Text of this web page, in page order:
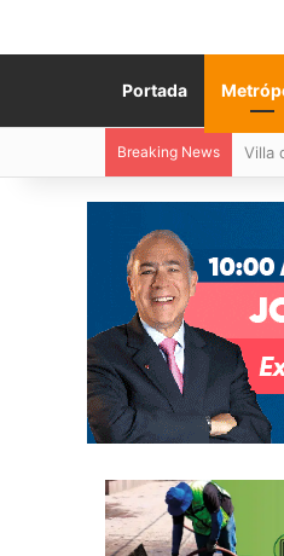
Portada
Breaking News Villa